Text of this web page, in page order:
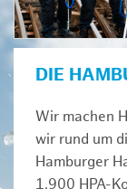
DIE
Wir machen
wir rund um
Hamburger
1.900 HPA-